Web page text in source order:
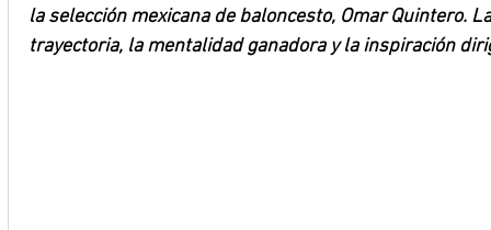
la selección mexicana de baloncesto, Omar Quintero.
trayectoria, la mentalidad ganadora y la inspiración